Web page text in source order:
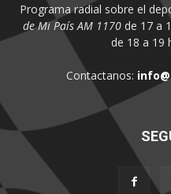
Programa radial sobre el
de Mi País AM 1170de 17 a
de 18 a 19
Contactanos: